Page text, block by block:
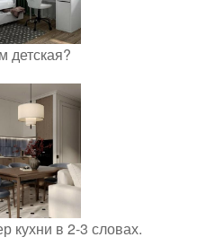
детская?
кухни в 2-3 словах.